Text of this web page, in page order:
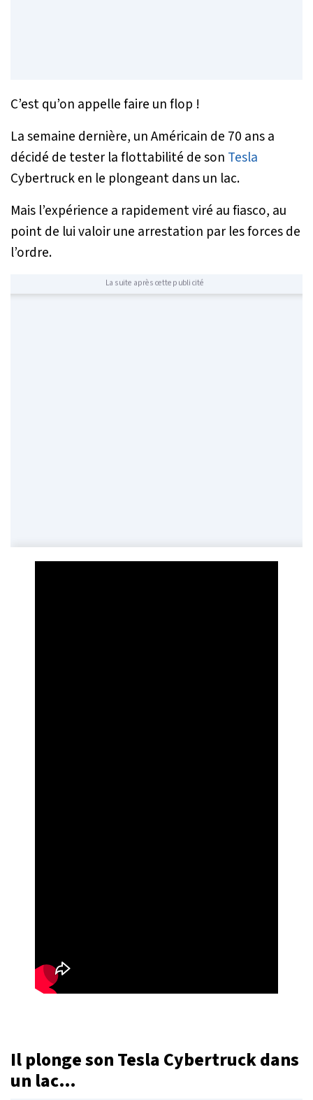
C’est qu’on appelle faire un flop !
La semaine dernière, un Américain de 70 ans a
décidé de tester la flottabilité de son Tesla
Cybertruck en le plongeant dans un lac.
Mais l’expérience a rapidement viré au fiasco, au
point de lui valoir une arrestation par les forces de
l’ordre.
La suite après cette publicité
Il plonge son Tesla Cybertruck dans
un lac…